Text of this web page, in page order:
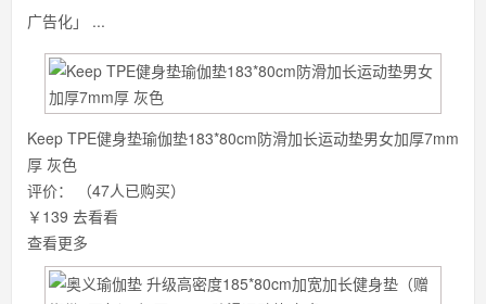
广告化」 ...
Keep TPE健身垫瑜伽垫183*80cm防滑加长运动垫男女加厚7mm
厚 灰色
评价：
（47人已购买）
￥139 去看看
查看更多